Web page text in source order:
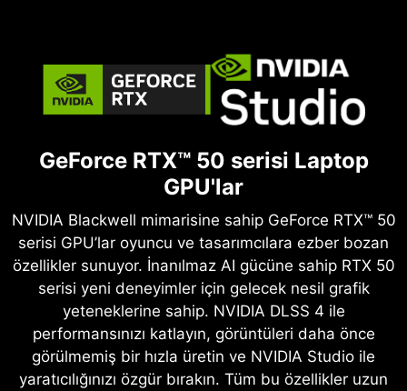
GeForce RTX™ 50 serisi Laptop
GPU'lar
NVIDIA Blackwell mimarisine sahip GeForce RTX™ 50
serisi GPU’lar oyuncu ve tasarımcılara ezber bozan
özellikler sunuyor. İnanılmaz AI gücüne sahip RTX 50
serisi yeni deneyimler için gelecek nesil grafik
yeteneklerine sahip. NVIDIA DLSS 4 ile
performansınızı katlayın, görüntüleri daha önce
görülmemiş bir hızla üretin ve NVIDIA Studio ile
yaratıcılığınızı özgür bırakın. Tüm bu özellikler uzun